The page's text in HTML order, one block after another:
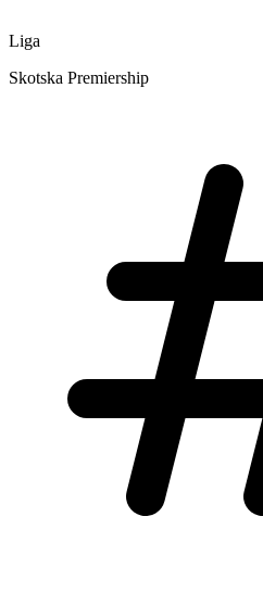
Liga
Skotska Premiership